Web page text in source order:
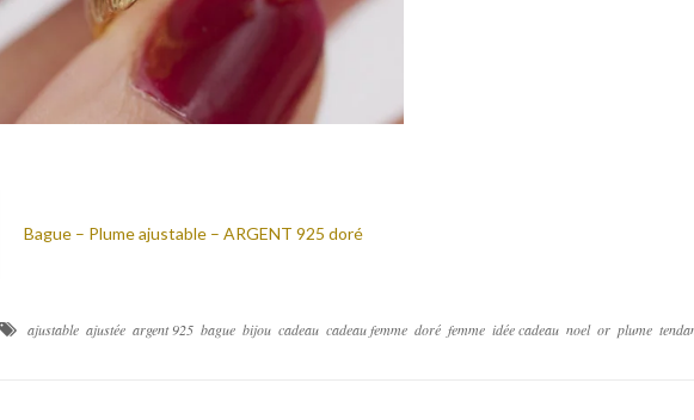
Bague – Plume ajustable – ARGENT 925 doré
ajustable ajustée argent 925 bague bijou cadeau cadeau femme doré femme idée cadeau noel or plume